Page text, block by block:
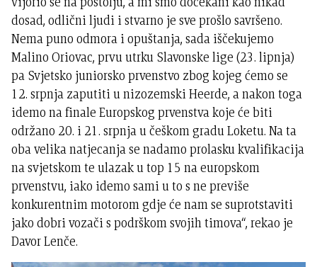
dosad, odlični ljudi i stvarno je sve prošlo savršeno.
Nema puno odmora i opuštanja, sada iščekujemo
Malino Oriovac, prvu utrku Slavonske lige (23. lipnja)
pa Svjetsko juniorsko prvenstvo zbog kojeg ćemo se
12. srpnja zaputiti u nizozemski Heerde, a nakon toga
idemo na finale Europskog prvenstva koje će biti
održano 20. i 21. srpnja u češkom gradu Loketu. Na ta
oba velika natjecanja se nadamo prolasku kvalifikacija
na svjetskom te ulazak u top 15 na europskom
prvenstvu, iako idemo sami u to s ne previše
konkurentnim motorom gdje će nam se suprotstaviti
jako dobri vozači s podrškom svojih timova“, rekao je
Davor Lenče.